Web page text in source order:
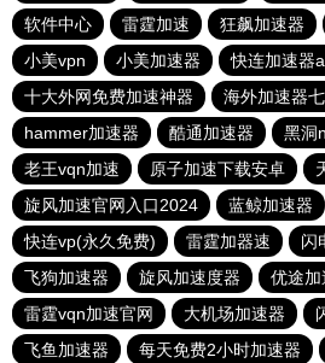
软件中心
雷霆加速 狂飙加速器
小美vpn
小美加速器 快连加速器
十大外网免费加速神器
海外加速器
hammer加速器
酷通加速器 黑洞
老王vqn加速
原子加速下载安卓
旋风加速官网入口2024
蓝鲸加速器
快连vp(永久免费)
雷霆加器速
闪
飞狗加速器
旋风加速度器
优途加
雷霆vqn加速官网
大机场加速器
飞鱼加速器
每天免费2小时加速器